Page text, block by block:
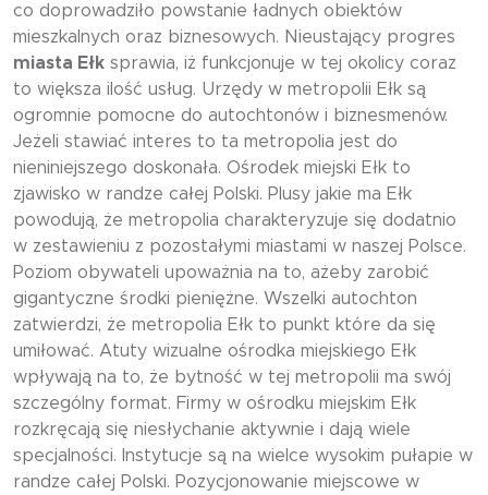
co doprowadziło powstanie ładnych obiektów
mieszkalnych oraz biznesowych. Nieustający progres
miasta Ełk sprawia, iż funkcjonuje w tej okolicy coraz
to większa ilość usług. Urzędy w metropolii Ełk są
ogromnie pomocne do autochtonów i biznesmenów.
Jeżeli stawiać interes to ta metropolia jest do
nieniniejszego doskonała. Ośrodek miejski Ełk to
zjawisko w randze całej Polski. Plusy jakie ma Ełk
powodują, że metropolia charakteryzuje się dodatnio
w zestawieniu z pozostałymi miastami w naszej Polsce.
Poziom obywateli upoważnia na to, ażeby zarobić
gigantyczne środki pieniężne. Wszelki autochton
zatwierdzi, że metropolia Ełk to punkt które da się
umiłować. Atuty wizualne ośrodka miejskiego Ełk
wpływają na to, że bytność w tej metropolii ma swój
szczególny format. Firmy w ośrodku miejskim Ełk
rozkręcają się niesłychanie aktywnie i dają wiele
specjalności. Instytucje są na wielce wysokim pułapie w
randze całej Polski. Pozycjonowanie miejscowe w